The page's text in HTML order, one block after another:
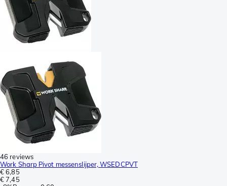
46 reviews
Work Sharp Pivot messenslijper, WSEDCPVT
€ 6,85
€ 7,45